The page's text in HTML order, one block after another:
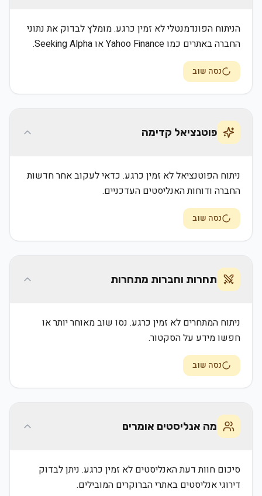
הניתוח הפונדמנטלי לא זמין כרגע. מומלץ לבדוק את נתוני
החברה באתרים כמו Yahoo Finance או Seeking Alpha.
נסה שוב
פוטנציאל קדימה
ניתוח הפוטנציאל לא זמין כרגע. כדאי לעקוב אחר חדשות
החברה ודוחות האנליסטים העדכניים.
נסה שוב
תחרות וחברות מתחרות
ניתוח המתחרים לא זמין כרגע. נסו שוב מאוחר יותר או
חפשו מידע על הסקטור.
נסה שוב
מה אנליסטים אומרים
סיכום חוות דעת האנליסטים לא זמין כרגע. ניתן לבדוק
דירוגי אנליסטים באתרי הברוקרים המובילים.